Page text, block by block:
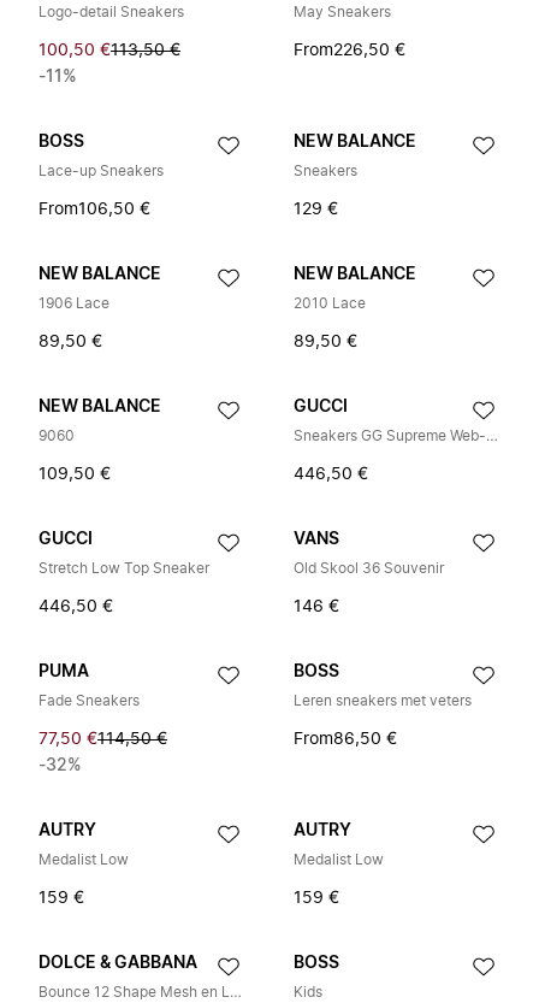
Logo-detail Sneakers
100,50 €113,50 €
-11%
May Sneakers
From226,50 €
BOSS
Lace-up Sneakers
From106,50 €
NEW BALANCE
Sneakers
129 €
NEW BALANCE
1906 Lace
89,50 €
NEW BALANCE
2010 Lace
89,50 €
NEW BALANCE
9060
109,50 €
GUCCI
Sneakers GG Supreme Web-stripe
446,50 €
GUCCI
Stretch Low Top Sneaker
446,50 €
VANS
Old Skool 36 Souvenir
146 €
PUMA
Fade Sneakers
77,50 €114,50 €
-32%
BOSS
Leren sneakers met veters
From86,50 €
AUTRY
Medalist Low
159 €
AUTRY
Medalist Low
159 €
DOLCE & GABBANA
Bounce 12 Shape Mesh en Leren Veterschoenen
BOSS
Kids